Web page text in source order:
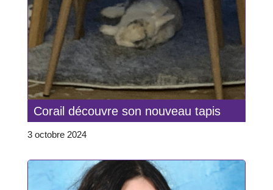
Corail découvre son nouveau tapis
3 octobre 2024